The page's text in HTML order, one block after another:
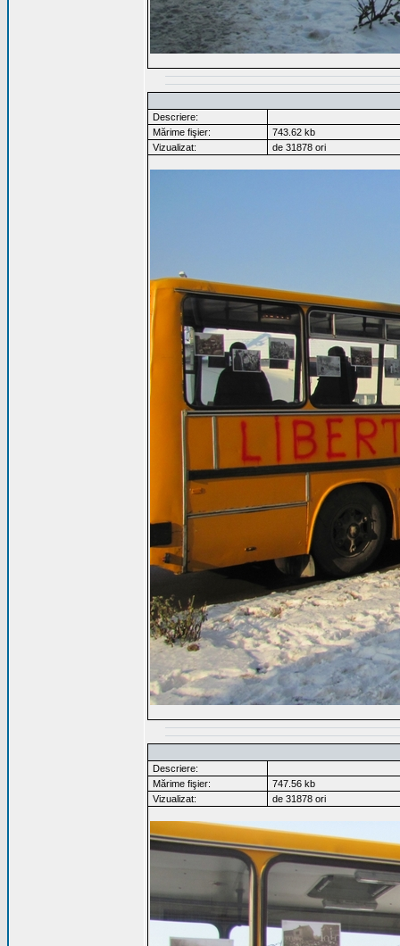
Descriere:
Mărime fişier:
743.62 kb
Vizualizat:
de 31878 ori
Descriere:
Mărime fişier:
747.56 kb
Vizualizat:
de 31878 ori